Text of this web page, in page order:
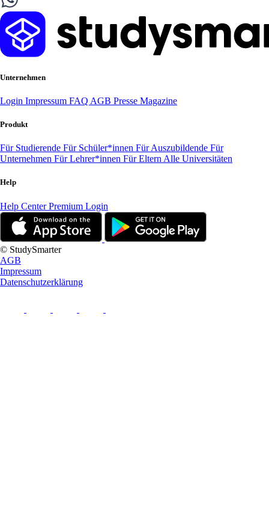
Unternehmen
Login Impressum FAQ AGB Presse Magazine
Produkt
Für Studierende Für Schüler*innen Für Auszubildende Für
Unternehmen Für Lehrer*innen Für Eltern Alle Universitäten
Help
Help CenterPremium Login
© StudySmarter
AGB
Impressum
Datenschutzerklärung